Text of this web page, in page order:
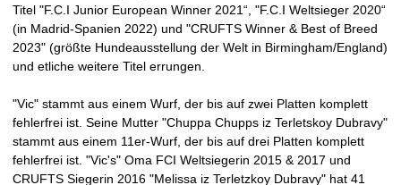
Titel "F.C.I Junior European Winner 2021“, "F.C.I Weltsieger 2020“
(in Madrid-Spanien 2022) und "CRUFTS Winner & Best of Breed
2023" (größte Hundeausstellung der Welt in Birmingham/England)
und etliche weitere Titel errungen.
"Vic" stammt aus einem Wurf, der bis auf zwei Platten komplett
fehlerfrei ist. Seine Mutter "Chuppa Chupps iz Terletskoy Dubravy"
stammt aus einem 11er-Wurf, der bis auf drei Platten komplett
fehlerfrei ist. "Vic's" Oma FCI Weltsiegerin 2015 & 2017 und
CRUFTS Siegerin 2016 "Melissa iz Terletzkoy Dubravy" hat 41